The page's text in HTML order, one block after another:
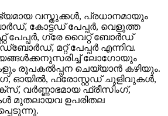
വസ്തുക്കൾ, പ്രധാനമായും
കോട്ടഡ് പേപ്പർ, വെളുത്ത
പേപ്പർ, ഗ്രേ വൈറ്റ് ബോർഡ്
മറ്റ് പേപ്പർ എന്നിവ.
ലോഗോയും
രൂപകൽപ്പന ചെയ്യാൻ കഴിയും.
ഓയിൽ, ഫ്രോസ്റ്റഡ് ചുളിവുകൾ,
വർണ്ണാഭമായ ഫ്രീസിംഗ്,
മുതലായവ ഉപരിതല